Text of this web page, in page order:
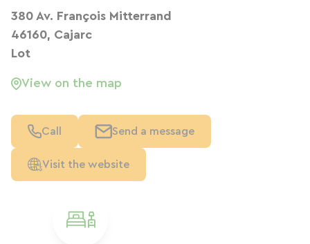
380 Av. François Mitterrand
46160, Cajarc
Lot
View on the map
Call Send a message
Visit the website